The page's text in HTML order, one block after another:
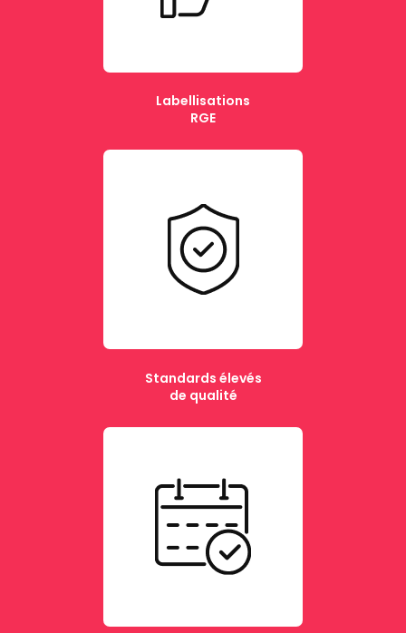
Labellisations
RGE
Standards élevés
de qualité